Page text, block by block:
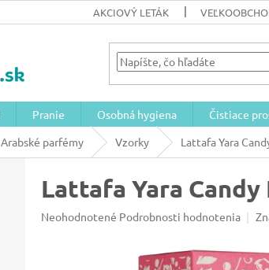
AKCIOVÝ LETÁK
Pranie Osobná hygiena Čistiace
Arabské parfémy Vzorky Lattafa Yara
Lattafa Yara
Priemerné
Neohodnotené Podrobnosti hodnotenia